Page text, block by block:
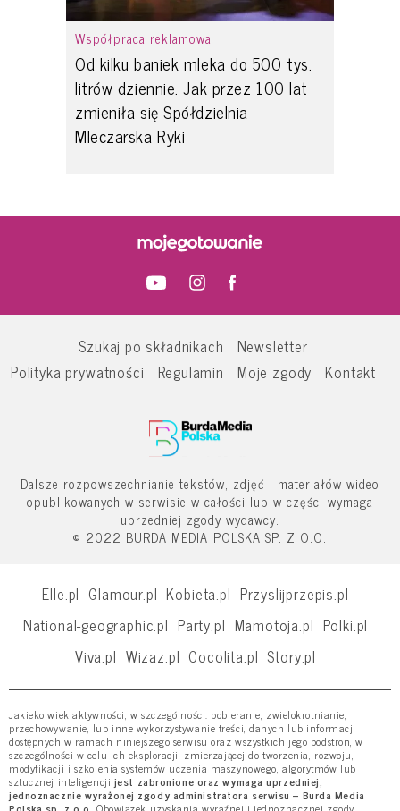
Współpraca reklamowa
Od kilku baniek mleka do 500 tys.
litrów dziennie. Jak przez 100 lat
zmieniła się Spółdzielnia
Mleczarska Ryki
Szukaj po składnikach
Newsletter
Polityka prywatności
Regulamin Moje zgody Kontakt
Dalsze rozpowszechnianie tekstów, zdjęć i materiałów wideo
opublikowanych w serwisie w całości lub w części wymaga
uprzedniej zgody wydawcy.
© 2022 BURDA MEDIA POLSKA SP. Z O.O.
Elle.pl Glamour.pl Kobieta.pl Przyslijprzepis.pl
National-geographic.pl Party.pl Mamotoja.pl Polki.pl
Viva.pl Wizaz.pl Cocolita.pl Story.pl
Jakiekolwiek aktywności, w szczególności: pobieranie, zwielokrotnianie,
przechowywanie, lub inne wykorzystywanie treści, danych lub informacji
dostępnych w ramach niniejszego serwisu oraz wszystkich jego podstron, w
szczególności w celu ich eksploracji, zmierzającej do tworzenia, rozwoju,
modyfikacji i szkolenia systemów uczenia maszynowego, algorytmów lub
sztucznej inteligencji jest zabronione oraz wymaga uprzedniej,
jednoznacznie wyrażonej zgody administratora serwisu – Burda Media